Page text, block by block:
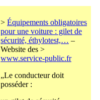
> Équipements obligatoires
pour une voiture : gilet de
sécurité, éthylotest,… –
Website des >
www.service-public.fr
„Le conducteur doit
posséder :